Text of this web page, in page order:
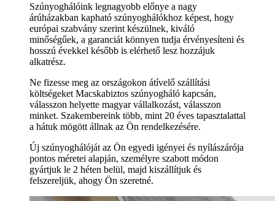
Szúnyoghálóink legnagyobb előnye a nagy
árúházakban kapható szúnyoghálókhoz képest, hogy
európai szabvány szerint készülnek, kiváló
minőségűek, a garanciát könnyen tudja érvényesíteni és
hosszú évekkel később is elérhető lesz hozzájuk
alkatrész.
Ne fizesse meg az országokon átívelő szállítási
költségeket Macskabiztos szúnyogháló kapcsán,
válasszon helyette magyar vállalkozást, válasszon
minket. Szakembereink több, mint 20 éves tapasztalattal
a hátuk mögött állnak az Ön rendelkezésére.
Új szúnyoghálóját az Ön egyedi igényei és nyílászárója
pontos méretei alapján, személyre szabott módon
gyártjuk le 2 héten belül, majd kiszállítjuk és
felszereljük, ahogy Ön szeretné.